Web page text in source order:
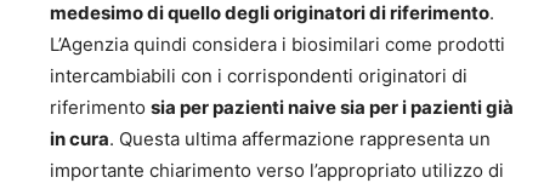
medesimo di quello degli originatori di riferimento.
L’Agenzia quindi considera i biosimilari come prodotti
intercambiabili con i corrispondenti originatori di
riferimento sia per pazienti naive sia per i pazienti già
in cura. Questa ultima affermazione rappresenta un
importante chiarimento verso l’appropriato utilizzo di